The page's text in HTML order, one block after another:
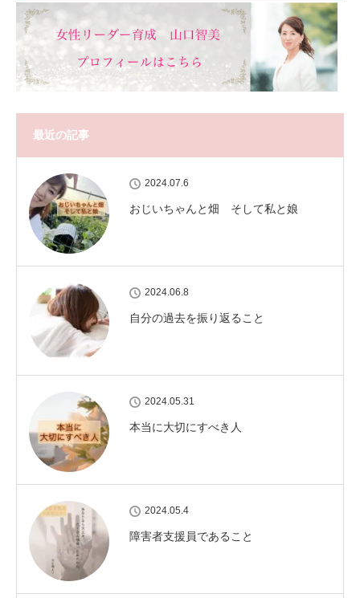
最近の記事
2024.07.6
おじいちゃんと畑 そして私と娘
2024.06.8
自分の過去を振り返ること
2024.05.31
本当に大切にすべき人
2024.05.4
障害者支援員であること